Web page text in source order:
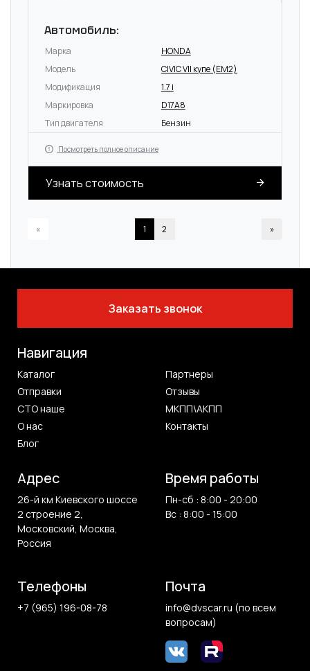
Автомобиль:
Марка
HONDA
Модель
CIVIC VII купе (EM2)
Модификация
1.7 i
Маркировка
D17A8
Тип двигателя
Бензин
Посмотреть полное описание
Узнать стоимость
« 1 2 »
Заказать звонок
Навигация
Каталог
Партнеры
Отправки
Отзывы
СТО наше
МКПП\АКПП
О нас
Контакты
Блог
Адрес
26-й км Киевского шоссе
2 строение 2,
Московский, Москва,
Россия
Время работы
Пн-сб : 8:00 - 20:00
Вс : 8:00 - 15:00
Телефоны
+7 (965) 196-08-78
Почта
info@dvscar.ru (по всем
вопросам)